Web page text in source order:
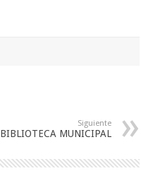
Siguiente
BIBLIOTECA MUNICIPAL